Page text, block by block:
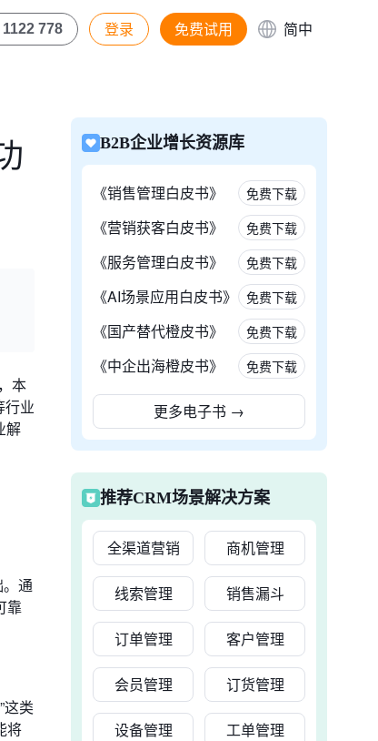
778 登录 免费试用 简中
本
行业
解
通
靠
类
将
B2B企业增长资源库
《销售管理白皮书》 免费下载
《营销获客白皮书》 免费下载
《服务管理白皮书》 免费下载
《AI场景应用白皮书》 免费下载
《国产替代橙皮书》 免费下载
《中企出海橙皮书》 免费下载
更多电子书 →
推荐CRM场景解决方案
全渠道营销 商机管理
线索管理 销售漏斗
订单管理 客户管理
会员管理 订货管理
设备管理 工单管理